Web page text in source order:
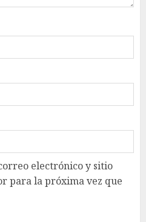
electrónico y sitio
para la próxima vez que